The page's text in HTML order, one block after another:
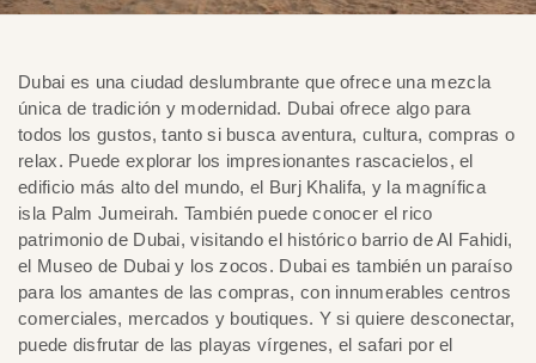
Dubai es una ciudad deslumbrante que ofrece una mezcla
única de tradición y modernidad. Dubai ofrece algo para
todos los gustos, tanto si busca aventura, cultura, compras o
relax. Puede explorar los impresionantes rascacielos, el
edificio más alto del mundo, el Burj Khalifa, y la magnífica
isla Palm Jumeirah. También puede conocer el rico
patrimonio de Dubai, visitando el histórico barrio de Al Fahidi,
el Museo de Dubai y los zocos. Dubai es también un paraíso
para los amantes de las compras, con innumerables centros
comerciales, mercados y boutiques. Y si quiere desconectar,
puede disfrutar de las playas vírgenes, el safari por el